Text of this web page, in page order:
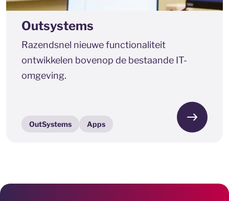
Outsystems
Razendsnel nieuwe functionaliteit
ontwikkelen bovenop de bestaande IT-
omgeving.
OutSystems Apps